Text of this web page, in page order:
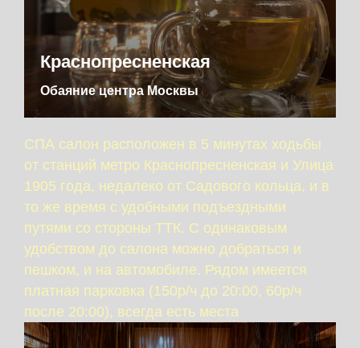
Краснопресненская
Обаяние центра Москвы
СПА салон расположен в 5 минутах ходьбы
от станций метро Краснопресненская и Улица
1905 года, недалеко от Садового кольца, и в
то же время с удобными подъездными
путями со стороны ТТК. С одинаковым
удобством до салона можно добраться и
пешком, и на автомобиле. Рядом имеется
платная парковка (150р/ч до 20:00, 60р/ч
после 20:00), всегда есть места